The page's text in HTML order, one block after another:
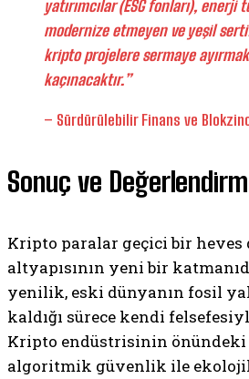
yatırımcılar (ESG fonları),
modernize etmeyen ve yeşil
kripto projelere sermaye
kaçınacaktır.”
– Sürdürülebilir Finans ve
Sonuç ve
Kripto paralar geçici bir heves
altyapısının yeni bir
yenilik, eski dünyanın fosil
kaldığı sürece kendi
Kripto endüstrisinin önündeki
algoritmik güvenlik ile